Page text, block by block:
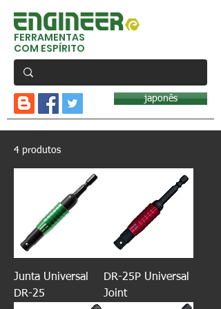
FERRAMENTAS
COM ESPÍRITO
japonês
4 produtos
Junta Universal
DR-25
DR-25P Universal
Joint